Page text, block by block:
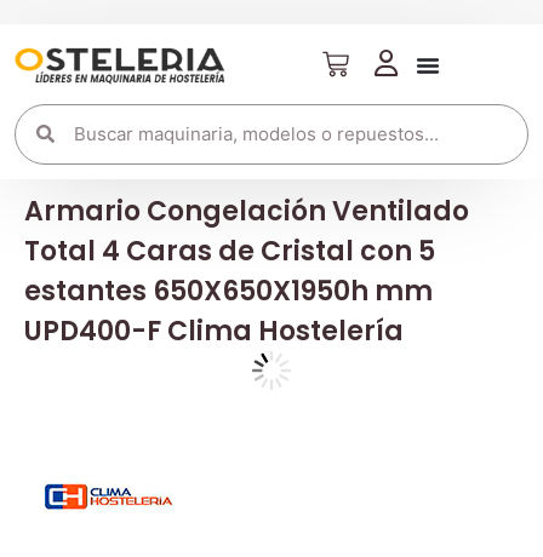
Armario Congelación Ventilado
Total 4 Caras de Cristal con 5
estantes 650X650X1950h mm
UPD400-F Clima Hostelería